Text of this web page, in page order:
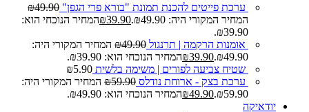
ערכת פייטים להכנת תמונת "בורא פרי הגפן" ₪49.90
המחיר המקורי היה: ₪49.90.
₪39.90
המחיר הנוכחי הוא:
₪39.90.
אומנות הרקמה | תרנגול
₪49.90
המחיר המקורי היה:
₪49.90.
₪39.90
המחיר הנוכחי הוא: ₪39.90.
שטיח צביעה לפורים | משימה בלשית
₪5.90
ערכת בצק - ארוחת נודלס
₪59.90
המחיר המקורי היה:
₪59.90.
₪49.90
המחיר הנוכחי הוא: ₪49.90.
יודאיקה